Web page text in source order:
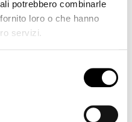
potrebbero combinarle
loro o che hanno
servizi.
8D67 - Pastello
8D64 - Pastello